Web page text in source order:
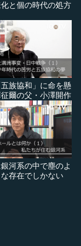
と個の時代の処方
族協和」に命を懸
爾の父・小澤開作
河系の中で塵のよ
存在でしかない